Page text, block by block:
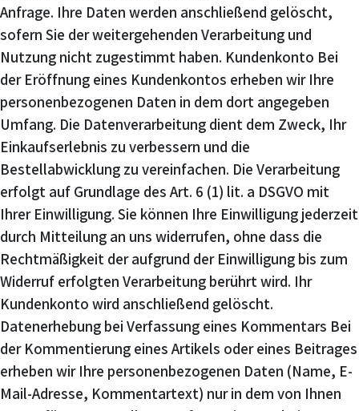
Anfrage. Ihre Daten werden anschließend gelöscht,
sofern Sie der weitergehenden Verarbeitung und
Nutzung nicht zugestimmt haben. Kundenkonto Bei
der Eröffnung eines Kundenkontos erheben wir Ihre
personenbezogenen Daten in dem dort angegeben
Umfang. Die Datenverarbeitung dient dem Zweck, Ihr
Einkaufserlebnis zu verbessern und die
Bestellabwicklung zu vereinfachen. Die Verarbeitung
erfolgt auf Grundlage des Art. 6 (1) lit. a DSGVO mit
Ihrer Einwilligung. Sie können Ihre Einwilligung jederzeit
durch Mitteilung an uns widerrufen, ohne dass die
Rechtmäßigkeit der aufgrund der Einwilligung bis zum
Widerruf erfolgten Verarbeitung berührt wird. Ihr
Kundenkonto wird anschließend gelöscht.
Datenerhebung bei Verfassung eines Kommentars Bei
der Kommentierung eines Artikels oder eines Beitrages
erheben wir Ihre personenbezogenen Daten (Name, E-
Mail-Adresse, Kommentartext) nur in dem von Ihnen